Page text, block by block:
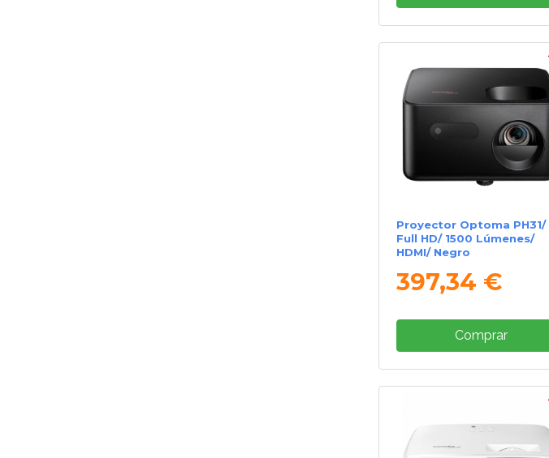
Proyector Optoma PH31/
Full HD/ 1500 Lúmenes/
HDMI/ Negro
397,34 €
Comprar